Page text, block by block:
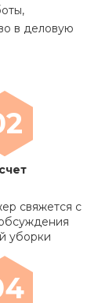
в деловую
свяжется с
уборки